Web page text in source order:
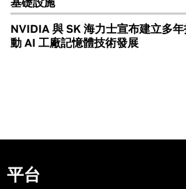
NVIDIA 與 SK 海力士宣布建立多
動 AI 工廠記憶體技術發展
平台